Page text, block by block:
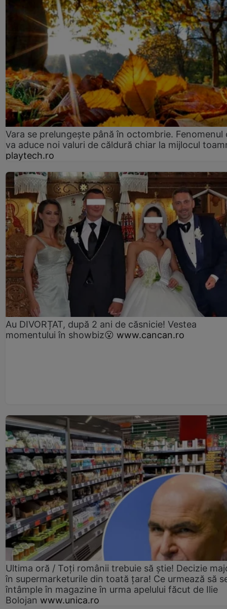
Vara se prelungeşte până în octombrie. Fenomenul
va aduce noi valuri de căldură chiar la mijlocul
playtech.ro
Au DIVORȚAT, după 2 ani de căsnicie! Vestea
momentului în showbiz😮 www.cancan.ro
Ultima oră / Toți românii trebuie să știe! Decizie
în supermarketurile din toată țara! Ce urmează să
întâmple în magazine în urma apelului făcut de Ilie
Bolojan www.unica.ro